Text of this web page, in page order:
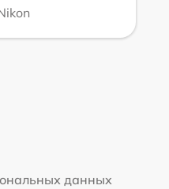
данных